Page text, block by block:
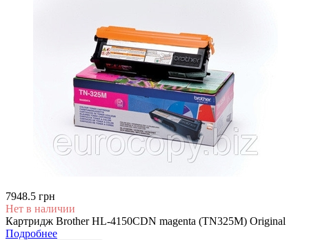
7948.5 грн
Нет в наличии
Картридж Brother HL-4150CDN magenta (TN325M) Original
Подробнее